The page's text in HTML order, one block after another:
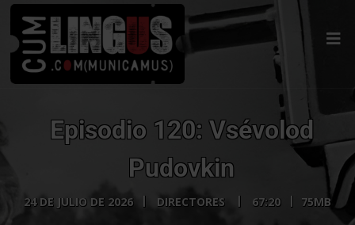
Episodio 120: Vsévolod
Pudovkin
24 DE JULIO DE 2026 DIRECTORES 67:20 75MB